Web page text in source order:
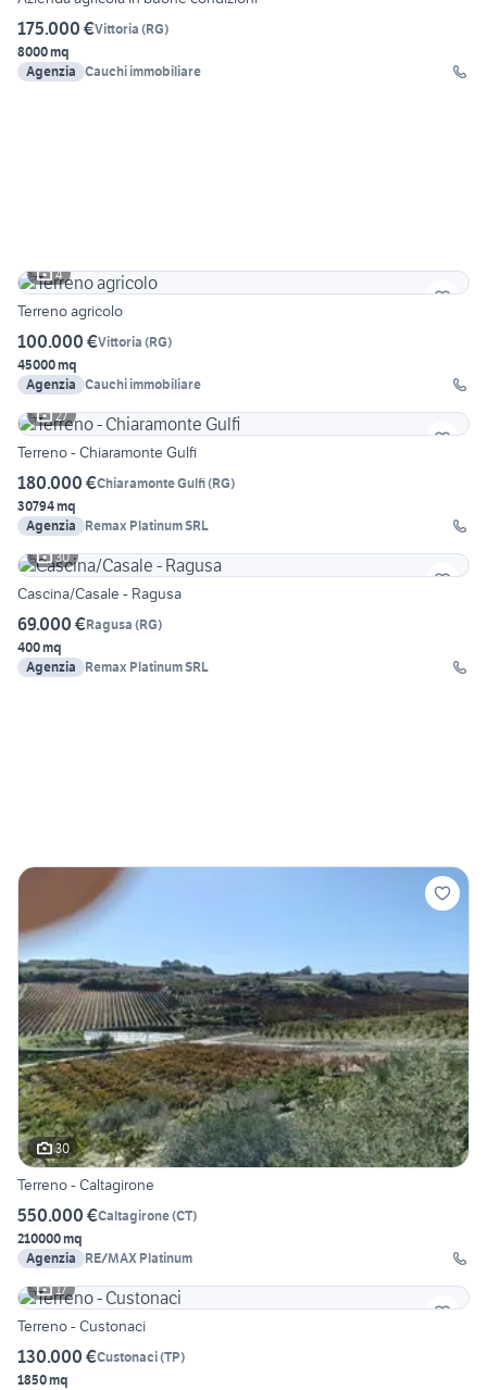
175.000 €Vittoria (RG)
8000 mq
Agenzia Cauchi immobiliare
4
Terreno agricolo
100.000 €Vittoria (RG)
45000 mq
Agenzia Cauchi immobiliare
27
Terreno - Chiaramonte Gulfi
180.000 €Chiaramonte Gulfi(RG)
30794 mq
Agenzia
Remax Platinum SRL
30
Cascina/Casale - Ragusa
69.000 €Ragusa (RG)
400 mq
Agenzia
Remax Platinum SRL
30
Terreno - Caltagirone
550.000 €Caltagirone(CT)
210000 mq
Agenzia
RE/MAX Platinum
17
Terreno - Custonaci
130.000 €Custonaci(TP)
1850 mq